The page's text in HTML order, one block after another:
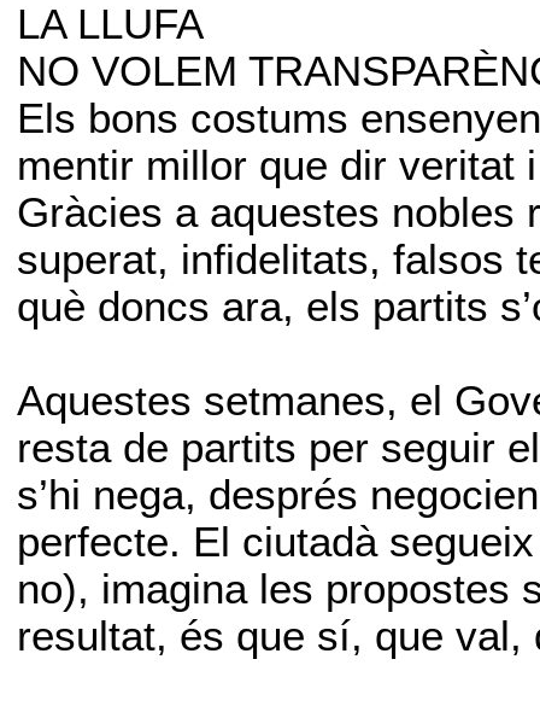
LA LLUFA
NO VOLEM
Els bons costums
mentir millor que dir veritat
Gràcies a aquestes nobles
superat, infidelitats, falsos
què doncs ara, els partits
Aquestes setmanes, el
resta de partits per seguir
s’hi nega, després
perfecte. El ciutadà
no), imagina les propostes
resultat, és que sí, que val,